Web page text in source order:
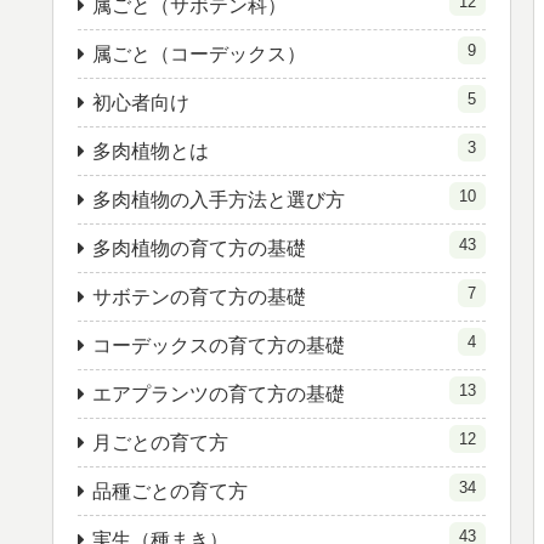
属ごと（サボテン科）
属ごと（コーデックス） 9
初心者向け 5
多肉植物とは 3
多肉植物の入手方法と選び方 10
多肉植物の育て方の基礎 43
サボテンの育て方の基礎 7
コーデックスの育て方の基礎 4
エアプランツの育て方の基礎 13
月ごとの育て方 12
品種ごとの育て方 34
実生（種まき） 43